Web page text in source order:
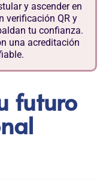
y ascender en
verificación QR y
tu confianza.
una acreditación
futuro